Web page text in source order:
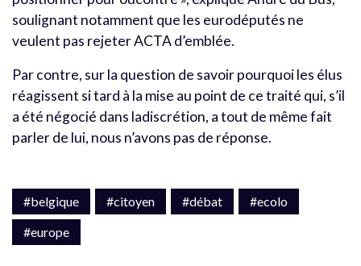
soulignant notamment que les eurodéputés ne
veulent pas rejeter ACTA d’emblée.
Par contre, sur la question de savoir pourquoi les élus
réagissent si tard à la mise au point de ce traité qui, s’il
a été négocié dans ladiscrétion, a tout de même fait
parler de lui, nous n’avons pas de réponse.
#belgique #citoyen #débat
#ecolo
#europe